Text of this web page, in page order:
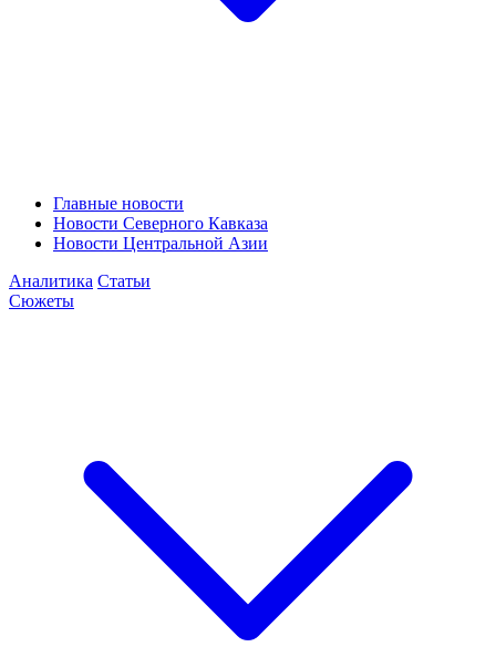
Главные новости
Новости Северного Кавказа
Новости Центральной Азии
Аналитика Статьи
Сюжеты